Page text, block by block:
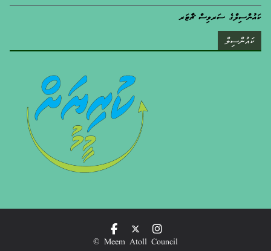
ކައުންސިލްގެ ސަރވިސް ޗާޓަރ
ކައުންސިލް